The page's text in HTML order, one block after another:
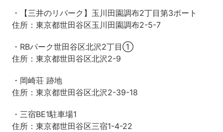
・【三井のリパーク】玉川田園調布2丁目第3ポート
住所：東京都世田谷区玉川田園調布2-5-7
・RBパーク世田谷区北沢2丁目①
住所：東京都世田谷区北沢2-9
・岡崎荘 跡地
住所：東京都世田谷区北沢2-39-18
・三宿BE1駐車場1
住所：東京都世田谷区三宿1-4-22